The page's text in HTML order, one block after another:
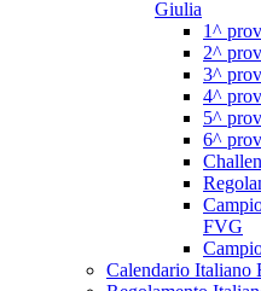
Giulia
1^
2^
3^
4^
5^
6^
FVG
Calendario Italiano